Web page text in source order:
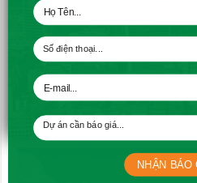
Tiến Độ Thi Công Golden Bay tháng
tại cổng chào Quảng
NHẬN BÁO